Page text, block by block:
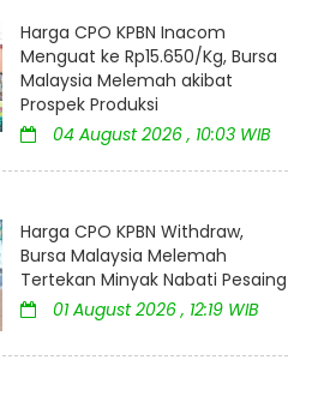
Harga CPO KPBN Inacom
Menguat ke Rp15.650/Kg, Bursa
Malaysia Melemah akibat
Prospek Produksi
04 August 2026 , 10:03 WIB
Harga CPO KPBN Withdraw,
Bursa Malaysia Melemah
Tertekan Minyak Nabati Pesaing
01 August 2026 , 12:19 WIB